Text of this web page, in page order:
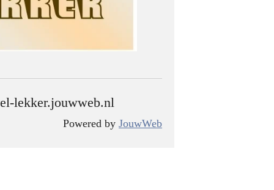
lekker.jouwweb.nl
Powered byJouwWeb